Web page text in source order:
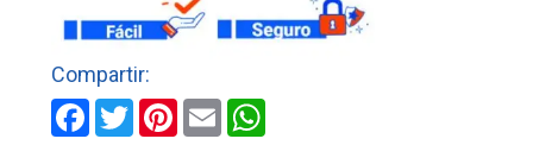
cantidad
Facebook
TwitterPinterest
EmailWhatsApp